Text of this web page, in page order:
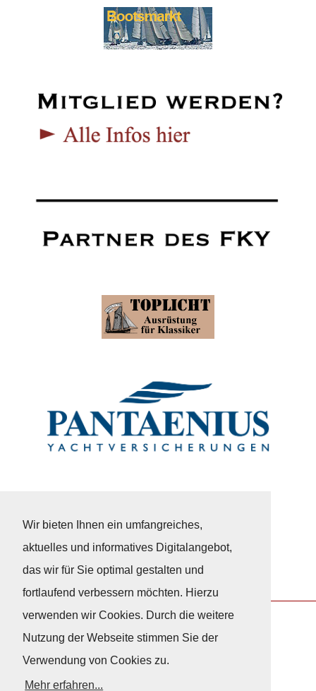
Wir bieten Ihnen ein umfangreiches,
aktuelles und informatives Digitalangebot,
das wir für Sie optimal gestalten und
fortlaufend verbessern möchten. Hierzu
verwenden wir Cookies. Durch die weitere
Nutzung der Webseite stimmen Sie der
Verwendung von Cookies zu.
Mehr erfahren...